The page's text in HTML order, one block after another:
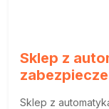
Sklep z
Sklep z